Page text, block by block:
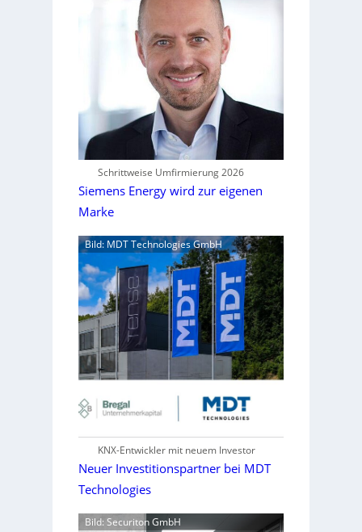
Schrittweise Umfirmierung 2026
Siemens Energy wird zur eigenen
Marke
Bild: MDT Technologies GmbH
KNX-Entwickler mit neuem Investor
Neuer Investitionspartner bei MDT
Technologies
Bild: Securiton GmbH